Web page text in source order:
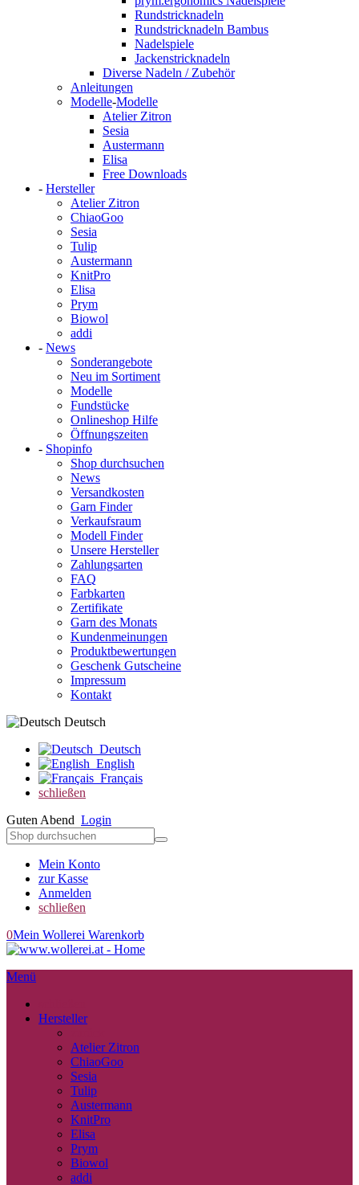
Rundstricknadeln
Rundstricknadeln Bambus
Nadelspiele
Jackenstricknadeln
Diverse Nadeln / Zubehör
Anleitungen
Modelle-Modelle
Atelier Zitron
Sesia
Austermann
Elisa
Free Downloads
- Hersteller
Atelier Zitron
ChiaoGoo
Sesia
Tulip
Austermann
KnitPro
Elisa
Prym
Biowol
addi
- News
Sonderangebote
Neu im Sortiment
Modelle
Fundstücke
Onlineshop Hilfe
Öffnungszeiten
- Shopinfo
Shop durchsuchen
News
Versandkosten
Garn Finder
Verkaufsraum
Modell Finder
Unsere Hersteller
Zahlungsarten
FAQ
Farbkarten
Zertifikate
Garn des Monats
Kundenmeinungen
Produktbewertungen
Geschenk Gutscheine
Impressum
Kontakt
Deutsch
Deutsch
English
Français
schließen
Guten Abend Login
Mein Konto
zur Kasse
Anmelden
schließen
0Mein Wollerei Warenkorb
Menü
Hersteller
Atelier Zitron
ChiaoGoo
Sesia
Tulip
Austermann
KnitPro
Elisa
Prym
Biowol
addi